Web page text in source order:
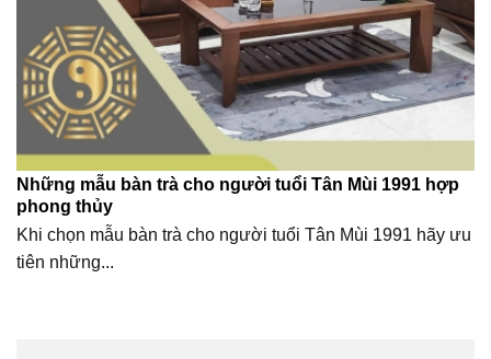
Những mẫu bàn trà cho người tuổi Tân Mùi 1991 hợp
phong thủy
Khi chọn mẫu bàn trà cho người tuổi Tân Mùi 1991 hãy ưu
tiên những...